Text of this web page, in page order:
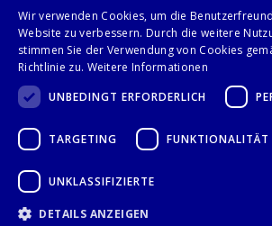
IMPRESSUM
DATENSCHUTZERKLÄRUNG
AGB
KONTAKT
Stalgast GmbH
Mary-Somerville-Str.6
28359 Bremen
Wir verwenden Cookies, um die
Website zu verbessern. Durch die weitere
stimmen Sie der Verwendung von Cookies
Richtlinie zu. Weitere Informationen
UNBEDINGT ERFORDERLICH
TARGETING FUNKTIONALITÄT
UNKLASSIFIZIERTE
DETAILS ANZEIGEN